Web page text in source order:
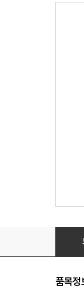
당신
품목정